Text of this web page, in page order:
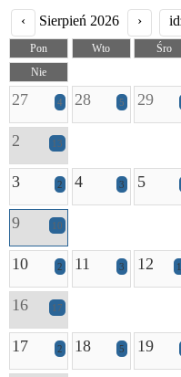
‹ Sierpień 2026 ›
Pon Wto Śro
Nie
27 4 28 5 29
2 13
3 2 4 3 5
9 10
10 2 11 3 12
16 17
17 2 18 5 19